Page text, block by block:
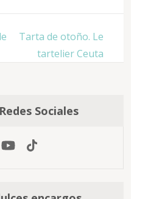
Tarta de otoño. Le
tartelier Ceuta
Sociales